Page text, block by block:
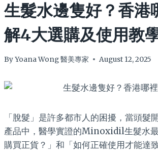
生髮水邊隻好？香
解4大選購及使用教
ByYoana Wong 醫美專家 August 12, 2025
「脫髮」是許多都市人的困擾，當頭
產品中，醫學實證的Minoxidil生髮水
購買正貨？」和「如何正確使用才能達